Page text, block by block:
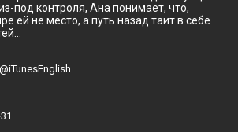
под контроля, Ана понимает, что,
ей не место, а путь назад таит в себе